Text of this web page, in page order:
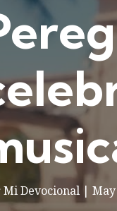
Mi Devocional |May